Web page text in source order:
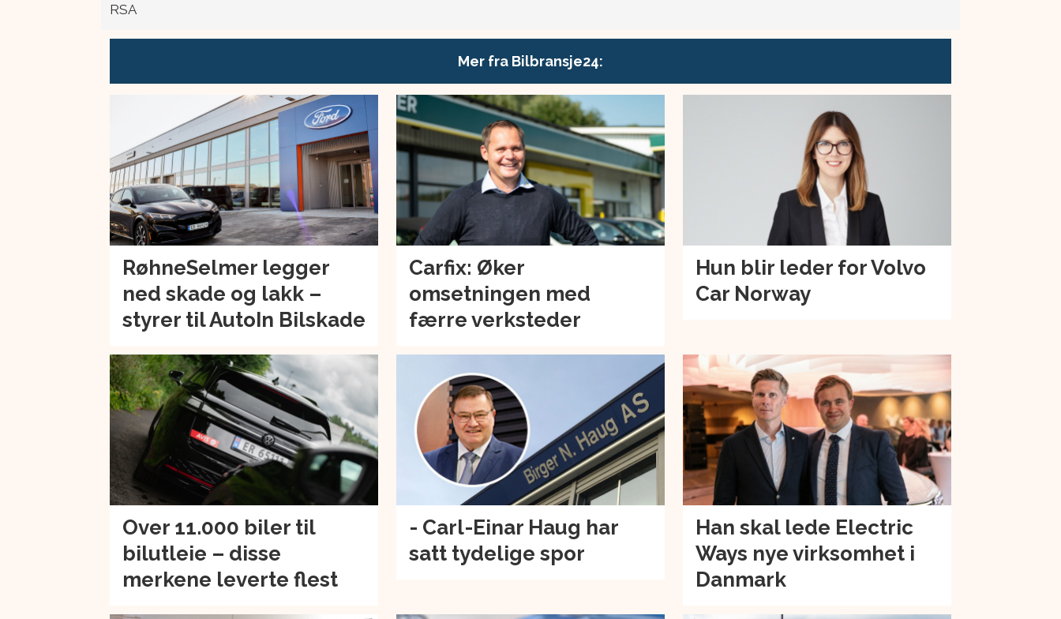
RSA
Mer fra Bilbransje24:
RøhneSelmer legger
ned skade og lakk –
styrer til AutoIn Bilskade
Carfix: Øker
omsetningen med
færre verksteder
Hun blir leder for Volvo
Car Norway
Over 11.000 biler til
bilutleie – disse
merkene leverte flest
- Carl-Einar Haug har
satt tydelige spor
Han skal lede Electric
Ways nye virksomhet i
Danmark